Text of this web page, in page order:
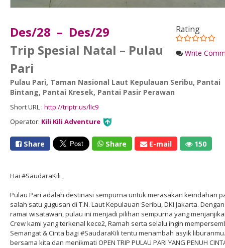
Rating
Write
Des/28 – Des/29
Trip Spesial Natal – Pulau
Pari
Pulau Pari, Taman Nasional Laut Kepulauan Seribu, Pantai
Bintang, Pantai Kresek, Pantai Pasir Perawan
Short URL : http://triptr.us/lIc9
Operator: Kili Kili Adventure
Share Share E-mail 150
Hai #SaudaraKili ,
Pulau Pari adalah destinasi sempurna untuk merasakan keindahan
salah satu gugusan di T.N. Laut Kepulauan Seribu, DKI Jakarta.
ramai wisatawan, pulau ini menjadi pilihan sempurna yang
Crew kami yang terkenal kece2, Ramah serta selalu ingin
Semangat & Cinta bagi #SaudaraKili tentu menambah asyik
bersama kita dan menikmati OPEN TRIP PULAU PARI YANG PENUH